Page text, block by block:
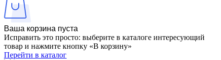
Ваша корзина пуста
Исправить это просто: выберите в каталоге интересующий
товар и нажмите кнопку «В корзину»
Перейти в каталог